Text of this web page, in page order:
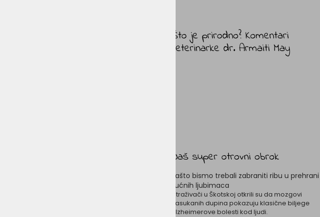
Što je prirodno? Komentari
veterinarke dr. Armaiti May
Naš super otrovni obrok
Zašto bismo trebali zabraniti ribu u prehrani
kućnih ljubimaca
Istraživači u Škotskoj otkrili su da mozgovi
nasukanih dupina pokazuju klasične biljege
Alzheimerove bolesti kod ljudi.